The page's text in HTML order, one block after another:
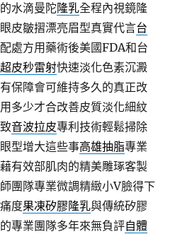
水滴曼陀隆乳全程內視鏡隆
皮皺摺漂亮眉型真實代言台
處方用藥術後美國FDA和台
皮秒雷射快速淡化色素沉澱
保障會可維持多久的真正改
多少才合改善皮質淡化細紋
音波拉皮專利技術輕鬆掃除
型增大這些事高雄抽脂專業
有效部肌肉的精美雕琢客製
團隊專業微調精緻小V臉得下
度果凍矽膠隆乳與傳統矽膠
專業團隊多年來無負評自體